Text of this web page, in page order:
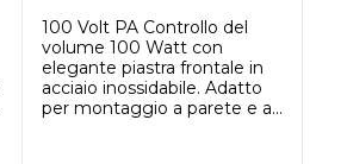
2x4&q...
100 Volt PA Controllo del
volume 100 Watt con
elegante piastra frontale in
acciaio inossidabile. Adatto
per montaggio a parete e a...